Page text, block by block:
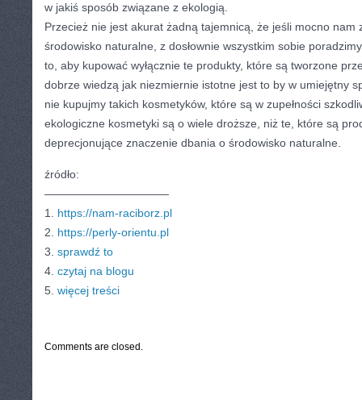
w jakiś sposób związane z ekologią.
Przecież nie jest akurat żadną tajemnicą, że jeśli mocno nam
środowisko naturalne, z dosłownie wszystkim sobie
to, aby kupować wyłącznie te produkty, które są tworzone
dobrze wiedzą jak niezmiernie istotne jest to by w umiejętny
nie kupujmy takich kosmetyków, które są w zupełności
ekologiczne kosmetyki są o wiele droższe, niż te, które są
deprecjonujące znaczenie dbania o środowisko naturalne.
źródło:
———————————
1. https://nam-raciborz.pl
2. https://perly-orientu.pl
3. sprawdź to
4. czytaj na blogu
5. więcej treści
Comments are closed.